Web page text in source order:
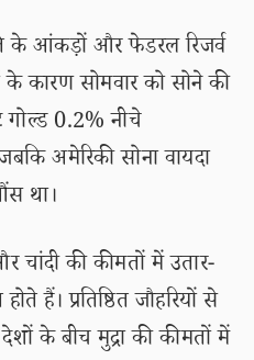
के आंकड़ों और फेडरल रिजर्व
के कारण सोमवार को सोने की
गोल्ड 0.2% नीचे
अमेरिकी सोना वायदा
था।
चांदी की कीमतों में उतार-
हैं। प्रतिष्ठित जौहरियों से
के बीच मुद्रा की कीमतों में